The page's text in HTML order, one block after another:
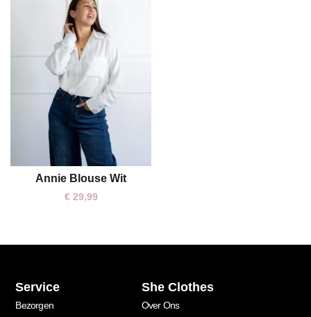
M/L
Annie Blouse Wit
€29,99
Service
Bezorgen
She Clothes
Over Ons